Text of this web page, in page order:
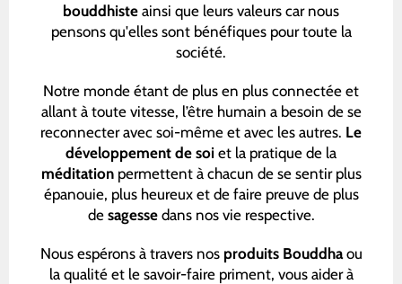
bouddhiste ainsi que leurs valeurs car nous
pensons qu'elles sont bénéfiques pour toute la
société.
Notre monde étant de plus en plus connectée et
allant à toute vitesse, l’être humain a besoin de se
reconnecter avec soi-même et avec les autres. Le
développement de soi et la pratique de la
méditation permettent à chacun de se sentir plus
épanouie, plus heureux et de faire preuve de plus
de sagessedans nos vie respective.
Nous espérons à travers nos produits Bouddhaou
la qualité et le savoir-faire priment, vous aider à